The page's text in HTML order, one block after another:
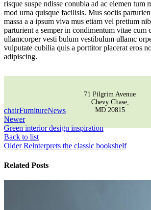
risque suspe ndisse conubia ad ac elemen tum
mod urna quisque facilisis. Mus sociis
massa a a ipsum viva mus etiam vel pretium
parturient a semper in condimentum vitae cum
ullamcorper vesti bulum vestibulum ullamc
vulputate cubilia quis a porttitor placerat eros
adipiscing.
71 Pilgrim Avenue
Chevy Chase,
MD 20815
chairFurnitureNews
Newer
Green interior design inspiration
Back to list
Older Reinterprets the classic bookshelf
Related Posts